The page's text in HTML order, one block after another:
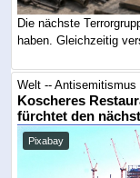
Die nächste
haben. Gleichzeitig
Welt -- Antisemitismus
Koscheres
fürchtet den
Pixabay